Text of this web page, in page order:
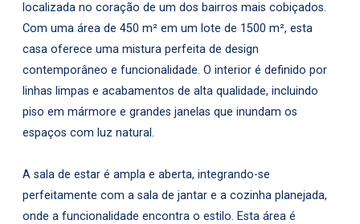
localizada no coração de um dos bairros mais cobiçados.
Com uma área de 450 m² em um lote de 1500 m², esta
casa oferece uma mistura perfeita de design
contemporâneo e funcionalidade. O interior é definido por
linhas limpas e acabamentos de alta qualidade, incluindo
piso em mármore e grandes janelas que inundam os
espaços com luz natural.
A sala de estar é ampla e aberta, integrando-se
perfeitamente com a sala de jantar e a cozinha planejada,
onde a funcionalidade encontra o estilo. Esta área é